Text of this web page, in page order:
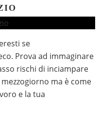
se
Prova ad immaginare
rischi di inciampare
ma è come
e la tua